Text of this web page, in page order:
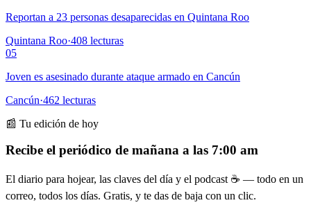
Reportan a 23 personas desaparecidas en Quintana Roo
Quintana Roo·408 lecturas
05
Joven es asesinado durante ataque armado en Cancún
Cancún·462 lecturas
📰 Tu edición de hoy
Recibe el periódico de mañana a las 7:00 am
El diario para hojear, las claves del día y el podcast ☕ — todo en un
correo, todos los días. Gratis, y te das de baja con un clic.